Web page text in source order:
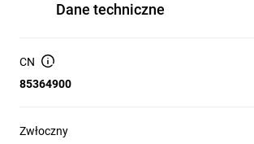
Dane techniczne
CN
85364900
Zwłoczny